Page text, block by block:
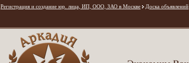
Регистрация и создание юр. лица, ИП, ООО, ЗАО в Москве Доска объявлений